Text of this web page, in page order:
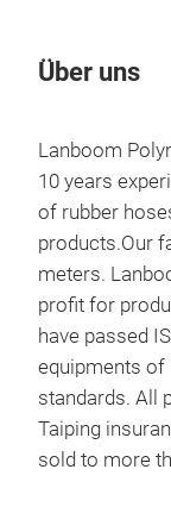
Über uns
Lanboom
10 years
of rubber
products.Our
meters.
profit for
have passed
equipments of
standards. All
Taiping
sold to more